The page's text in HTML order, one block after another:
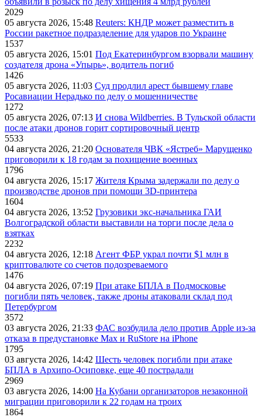
2029
05 августа 2026, 15:48 Reuters: КНДР может разместить в
России ракетное подразделение для ударов по Украине
1537
05 августа 2026, 15:01 Под Екатеринбургом взорвали машину
создателя дрона «Упырь», водитель погиб
1426
05 августа 2026, 11:03 Суд продлил арест бывшему главе
Росавиации Нерадько по делу о мошенничестве
1272
05 августа 2026, 07:13 И снова Wildberries. В Тульской области
после атаки дронов горит сортировочный центр
5533
04 августа 2026, 21:20 Основателя ЧВК «Ястреб» Марущенко
приговорили к 18 годам за похищение военных
1796
04 августа 2026, 15:17 Жителя Крыма задержали по делу о
производстве дронов при помощи 3D‑принтера
1604
04 августа 2026, 13:52 Грузовики экс-начальника ГАИ
Волгоградской области выставили на торги после дела о
взятках
2232
04 августа 2026, 12:18 Агент ФБР украл почти $1 млн в
криптовалюте со счетов подозреваемого
1476
04 августа 2026, 07:19 При атаке БПЛА в Подмосковье
погибли пять человек, также дроны атаковали склад под
Петербургом
3572
03 августа 2026, 21:33 ФАС возбудила дело против Apple из-за
отказа в предустановке Max и RuStore на iPhone
1795
03 августа 2026, 14:42 Шесть человек погибли при атаке
БПЛА в Архипо-Осиповке, еще 40 пострадали
2969
03 августа 2026, 14:00 На Кубани организаторов незаконной
миграции приговорили к 22 годам на троих
1864